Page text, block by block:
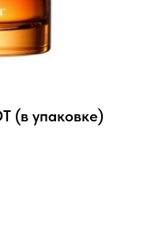
(в упаковке)